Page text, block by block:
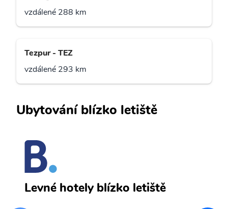
vzdálené 288 km
Tezpur - TEZ
vzdálené 293 km
Ubytování blízko letiště
Levné hotely blízko letiště